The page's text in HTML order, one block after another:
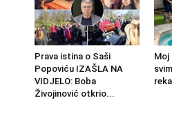
Prava istina o Saši
Popoviću IZAŠLA NA
VIDJELO: Boba
Živojinović otkrio...
Moj